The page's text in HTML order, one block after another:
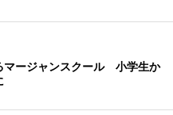
マージャンスクール 小学生か